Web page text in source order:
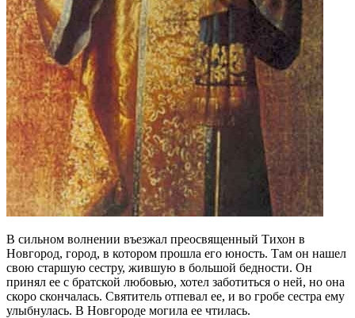
В сильном волнении въезжал преосвященный Тихон в
Новгород, город, в котором прошла его юность. Там он нашел
свою старшую сестру, жившую в большой бедности. Он
принял ее с братской любовью, хотел заботиться о ней, но она
скоро скончалась. Святитель отпевал ее, и во гробе сестра ему
улыбнулась. В Новгороде могила ее чтилась.